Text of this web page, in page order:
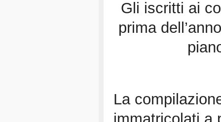
Gli iscritti ai
prima
La